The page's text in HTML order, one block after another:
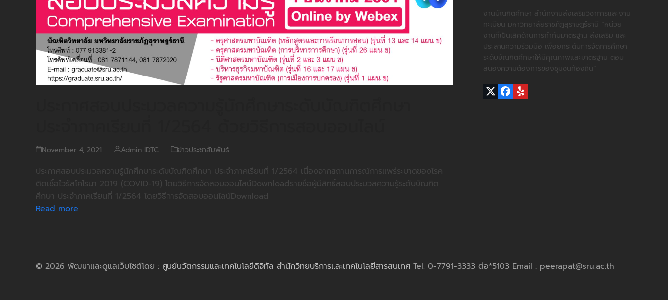
November 4, 2021 Admin IDTC ข่าวประชาสัมพันธ์
ประกาศสอบประมวลความรู้นักศึกษาระดับบัณฑิตศึกษา ประจำภาคเรียนที่ 1/2564 เนื่องจากสถานการณ์การแพร่ระบาดของโรค
ติดเชื้อไวรัสโคโรนา 2019 (COVID-19) โดยวิธีการจัดสอบออนไลน์Downloadรายชื่อผู้มีสิทธิ์สอบประมวลความรู้ระดับบัณฑิต
ศึกษา ประจำภาคเรียนที่ 1/2564 โดยวิธีการจัดสอบออนไลน์Download
Read more
งานบัณฑิตศึกษา สำนักงานส่งเสริมวิชาการและงาน
ทะเบียน มหาวิทยาลัยราชภัฏสุราษฎร์ธานี “หน่วย
งานที่เป็นเลิศด้านการกำกับมาตรฐาน ส่งเสริม และ
ประสานความร่วมมือ เพื่อยกระดับการจัดการศึกษา
ระดับบัณฑิตศึกษาให้มีคุณภาพและมาตรฐาน ตอบ
สนองความต้องการของชุมชนท้องถิ่น”
Twitter
Facebook
Yelp
© 2026 พัฒนาและดูแลเว็บไซต์โดย : ศูนย์นวัตกรรมและเทคโนโลยีดิจิทัล สำนักวิทยบริการและเทคโนโลยีสารสนเทศ Tel. 0-7791-3333 ต่อ*5103 Email : peerapat@sru.ac.th